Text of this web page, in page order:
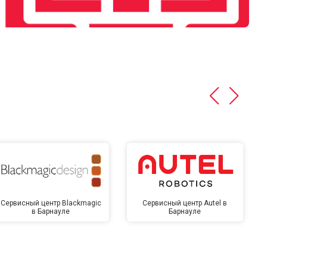
Сервисный центр Blackmagic
в Барнауле
Сервисный центр Autel в
Барнауле